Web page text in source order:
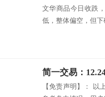
文华商品今日收跌
低，整体偏空，但
简一交易：
【免责声明】： 以